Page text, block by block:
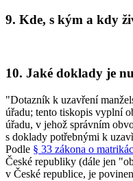
9. Kde, s kým a kdy
10. Jaké doklady je
"Dotazník k uzavření
úřadu; tento tiskopis vyplní
úřadu, v jehož správním
s doklady potřebnými k
Podle § 33 zákona o
České republiky (dále jen
v České republice, je